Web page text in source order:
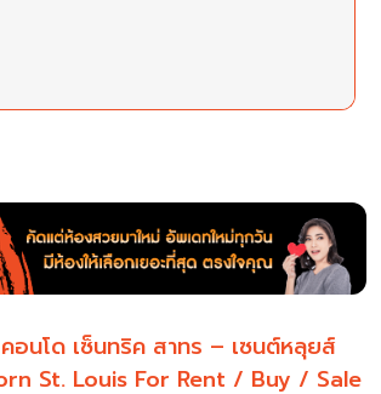
อนโด เซ็นทริค สาทร – เซนต์หลุยส์
St. Louis For Rent / Buy / Sale